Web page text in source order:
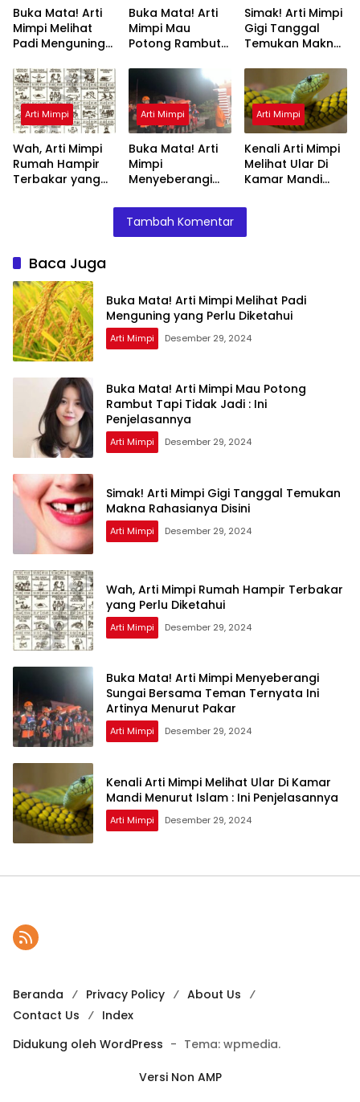
Buka Mata! Arti
Mimpi Melihat
Padi Menguning
Diketahui
Buka Mata! Arti
Mimpi Mau
Potong Rambut
Ini Penjelasannya
Simak! Arti Mimpi
Gigi Tanggal
Temukan Makna
Arti Mimpi
Wah, Arti Mimpi
Rumah Hampir
Terbakar yang
Arti Mimpi
Buka Mata! Arti
Mimpi
Menyeberangi
Teman Ternyata
Ini Artinya
Menurut Pakar
Arti Mimpi
Kenali Arti Mimpi
Melihat Ular Di
Kamar Mandi
Ini Penjelasannya
Tambah Komentar
Baca Juga
Buka Mata! Arti Mimpi Melihat Padi
Menguning yang Perlu Diketahui
Arti Mimpi Desember 29, 2024
Buka Mata! Arti Mimpi Mau Potong
Rambut Tapi Tidak Jadi : Ini
Penjelasannya
Arti Mimpi Desember 29, 2024
Simak! Arti Mimpi Gigi Tanggal Temukan
Makna Rahasianya Disini
Arti Mimpi Desember 29, 2024
Wah, Arti Mimpi Rumah Hampir Terbakar
yang Perlu Diketahui
Arti Mimpi Desember 29, 2024
Buka Mata! Arti Mimpi Menyeberangi
Sungai Bersama Teman Ternyata Ini
Artinya Menurut Pakar
Arti Mimpi Desember 29, 2024
Kenali Arti Mimpi Melihat Ular Di Kamar
Mandi Menurut Islam : Ini Penjelasannya
Arti Mimpi Desember 29, 2024
Beranda Privacy Policy
About Us
Contact Us
Index
Didukung oleh WordPress - Tema: wpmedia.
Versi Non AMP